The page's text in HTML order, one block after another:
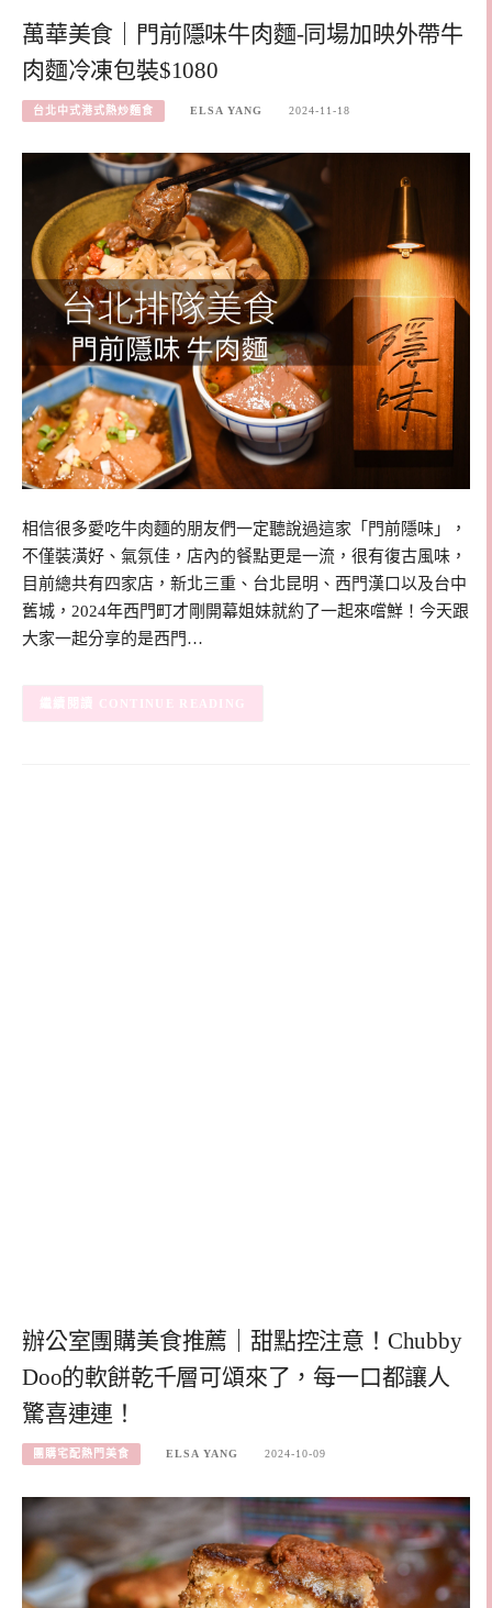
萬華美食｜門前隱味牛肉麵-同場加映外帶牛
肉麵冷凍包裝$1080
台北中式港式熱炒麵食 ELSA YANG 2024-11-18
相信很多愛吃牛肉麵的朋友們一定聽說過這家「門前隱味」，
不僅裝潢好、氣氛佳，店內的餐點更是一流，很有復古風味，
目前總共有四家店，新北三重、台北昆明、西門漢口以及台中
舊城，2024年西門町才剛開幕姐妹就約了一起來嚐鮮！今天跟
大家一起分享的是西門…
CONTINUE READING
辦公室團購美食推薦｜甜點控注意！Chubby
Doo的軟餅乾千層可頌來了，每一口都讓人
驚喜連連！
團購宅配熱門美食 ELSA YANG 2024-10-09